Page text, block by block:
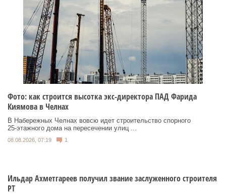
Фото: как строится высотка экс-директора ПАД Фарида
Киямова в Челнах
В Набережных Челнах вовсю идет строительство спорного
25‑этажного дома на пересечении улиц ...
08.08.2026, 07:19 1
Ильдар Ахметгареев получил звание заслуженного строителя
РТ